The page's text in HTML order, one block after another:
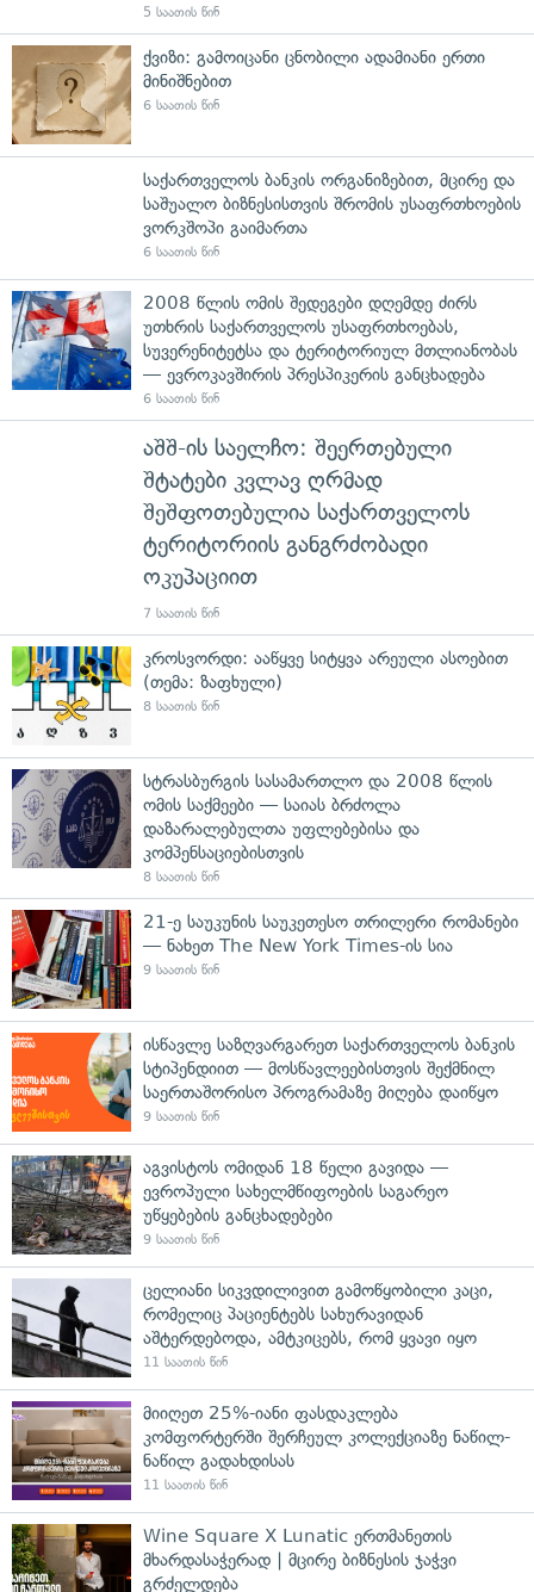
5 საათის წინ
ქვიზი: გამოიცანი ცნობილი ადამიანი ერთი
მინიშნებით
6 საათის წინ
საქართველოს ბანკის ორგანიზებით, მცირე და
საშუალო ბიზნესისთვის შრომის უსაფრთხოების
ვორკშოპი გაიმართა
6 საათის წინ
2008 წლის ომის შედეგები დღემდე ძირს
უთხრის საქართველოს უსაფრთხოებას,
სუვერენიტეტსა და ტერიტორიულ მთლიანობას
— ევროკავშირის პრესპიკერის განცხადება
6 საათის წინ
აშშ-ის საელჩო: შეერთებული
შტატები კვლავ ღრმად
შეშფოთებულია საქართველოს
ტერიტორიის განგრძობადი
ოკუპაციით
7 საათის წინ
კროსვორდი: ააწყვე სიტყვა არეული ასოებით
(თემა: ზაფხული)
8 საათის წინ
სტრასბურგის სასამართლო და 2008 წლის
ომის საქმეები — საიას ბრძოლა
დაზარალებულთა უფლებებისა და
კომპენსაციებისთვის
8 საათის წინ
21-ე საუკუნის საუკეთესო თრილერი რომანები
— ნახეთ The New York Times-ის სია
9 საათის წინ
ისწავლე საზღვარგარეთ საქართველოს ბანკის
სტიპენდიით — მოსწავლეებისთვის შექმნილ
საერთაშორისო პროგრამაზე მიღება დაიწყო
9 საათის წინ
აგვისტოს ომიდან 18 წელი გავიდა —
ევროპული სახელმწიფოების საგარეო
უწყებების განცხადებები
9 საათის წინ
ცელიანი სიკვდილივით გამოწყობილი კაცი,
რომელიც პაციენტებს სახურავიდან
აშტერდებოდა, ამტკიცებს, რომ ყვავი იყო
11 საათის წინ
მიიღეთ 25%-იანი ფასდაკლება
კომფორტერში შერჩეულ კოლექციაზე ნაწილ-
ნაწილ გადახდისას
11 საათის წინ
Wine Square X Lunatic ერთმანეთის
მხარდასაჭერად | მცირე ბიზნესის ჯაჭვი
გრძელდება